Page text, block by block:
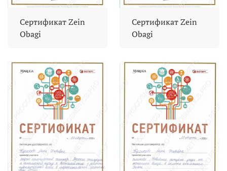
Сертификат Zein
Obagi
Сертификат Zein
Obagi